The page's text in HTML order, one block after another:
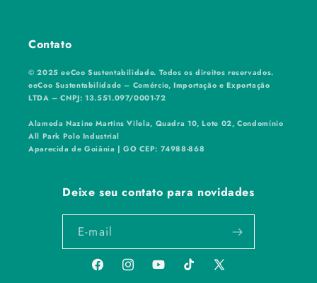
Contato
© 2025 eeCoo Sustentabilidade. Todos os direitos reservados.
eeCoo Sustentabilidade – Comércio, Importação e Exportação
LTDA – CNPJ: 13.551.097/0001-72
Alameda Nazine Martins Vilela, Quadra 10, Lote 02, Condomínio
All Park Polo Industrial
Aparecida de Goiânia | GO CEP: 74988-868
Deixe seu contato para novidades
E-mail
FacebookInstagramYouTubeTikTok
X